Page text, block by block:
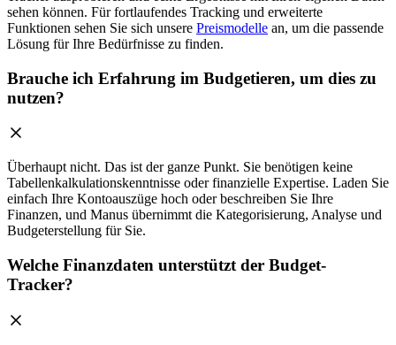
sehen können. Für fortlaufendes Tracking und erweiterte
Funktionen sehen Sie sich unsere Preismodelle an, um die passende
Lösung für Ihre Bedürfnisse zu finden.
Brauche ich Erfahrung im Budgetieren, um dies zu
nutzen?
Überhaupt nicht. Das ist der ganze Punkt. Sie benötigen keine
Tabellenkalkulationskenntnisse oder finanzielle Expertise. Laden Sie
einfach Ihre Kontoauszüge hoch oder beschreiben Sie Ihre
Finanzen, und Manus übernimmt die Kategorisierung, Analyse und
Budgeterstellung für Sie.
Welche Finanzdaten unterstützt der Budget-
Tracker?